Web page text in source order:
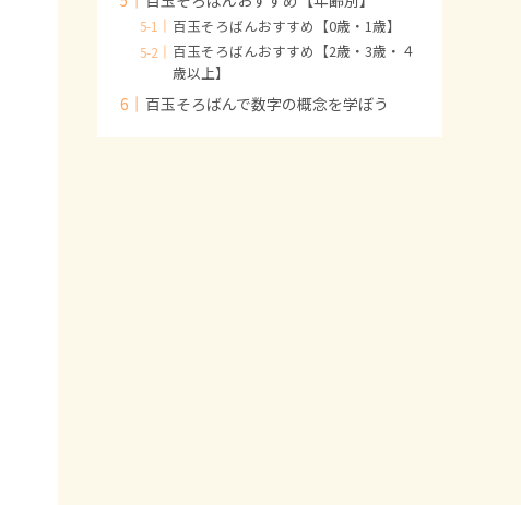
百玉そろばんおすすめ【0歳・1歳】
百玉そろばんおすすめ【2歳・3歳・４
歳以上】
百玉そろばんで数字の概念を学ぼう